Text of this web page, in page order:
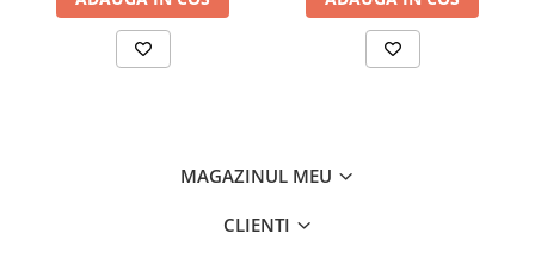
Stabilizare tensiune iesire
Curent iesire
260x160x360mm
9850 g
MAGAZINUL MEU
CLIENTI